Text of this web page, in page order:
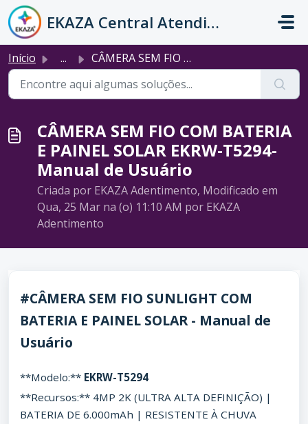
Ir para o conteúdo principal
EKAZA Central Atendimento
Início ... CÂMERA SEM FIO COM BATERIA E PAINEL SOLAR EKRW-T5294- Man...
CÂMERA SEM FIO COM BATERIA
E PAINEL SOLAR EKRW-T5294-
Manual de Usuário
Criada por EKAZA Adentimento, Modificado em
Qua, 25 Mar na (o) 11:10 AM por EKAZA
Adentimento
#CÂMERA SEM FIO SUNLIGHT COM
BATERIA E PAINEL SOLAR - Manual de
Usuário
**Modelo:** EKRW-T5294
**Recursos:** 4MP 2K (ULTRA ALTA DEFINIÇÃO) |
BATERIA DE 6.000mAh | RESISTENTE À CHUVA